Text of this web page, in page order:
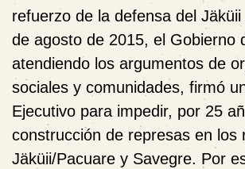
refuerzo de la defensa del
de agosto de 2015, el Gobierno
atendiendo los argumentos de
sociales y comunidades, firmó
Ejecutivo para impedir, por 25
construcción de represas en los
Jäküii/Pacuare y Savegre. Por